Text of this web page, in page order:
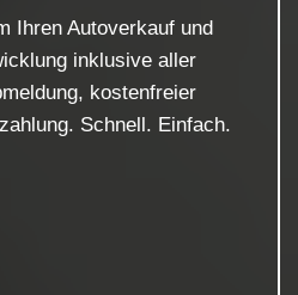
Ihren Autoverkauf und
inklusive aller
kostenfreier
Schnell. Einfach.